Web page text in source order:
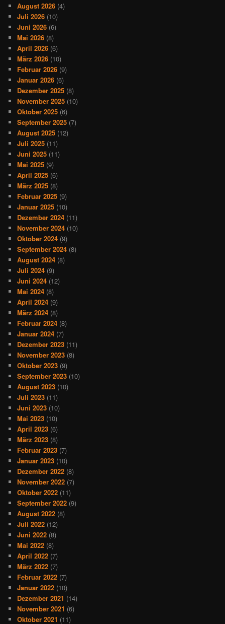
August 2026 (4)
Juli 2026 (10)
Juni 2026 (6)
Mai 2026 (8)
April 2026 (6)
März 2026 (10)
Februar 2026 (9)
Januar 2026 (6)
Dezember 2025 (8)
November 2025 (10)
Oktober 2025 (6)
September 2025 (7)
August 2025 (12)
Juli 2025 (11)
Juni 2025 (11)
Mai 2025 (9)
April 2025 (6)
März 2025 (8)
Februar 2025 (9)
Januar 2025 (10)
Dezember 2024 (11)
November 2024 (10)
Oktober 2024 (9)
September 2024 (8)
August 2024 (8)
Juli 2024 (9)
Juni 2024 (12)
Mai 2024 (8)
April 2024 (9)
März 2024 (8)
Februar 2024 (8)
Januar 2024 (7)
Dezember 2023 (11)
November 2023 (8)
Oktober 2023 (9)
September 2023 (10)
August 2023 (10)
Juli 2023 (11)
Juni 2023 (10)
Mai 2023 (10)
April 2023 (6)
März 2023 (8)
Februar 2023 (7)
Januar 2023 (10)
Dezember 2022 (8)
November 2022 (7)
Oktober 2022 (11)
September 2022 (9)
August 2022 (8)
Juli 2022 (12)
Juni 2022 (8)
Mai 2022 (8)
April 2022 (7)
März 2022 (7)
Februar 2022 (7)
Januar 2022 (10)
Dezember 2021 (14)
November 2021 (6)
Oktober 2021 (11)